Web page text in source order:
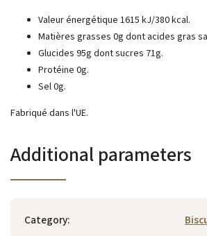
Valeur énergétique 1615 kJ/380 kcal.
Matières grasses 0g dont acides gras
Glucides 95g dont sucres 71g.
Protéine 0g.
Sel 0g.
Fabriqué dans l'UE.
Additional parameters
Category: